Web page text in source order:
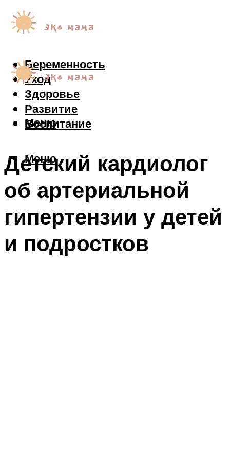
Беременность
Уход
Здоровье
Развитие
Воспитание
Меню
Меню
Детский кардиолог
об артериальной
гипертензии у детей
и подростков